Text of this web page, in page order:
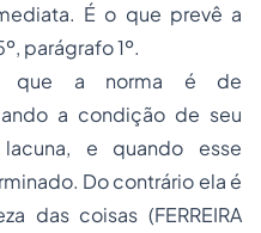
É o que prevê a
parágrafo 1º.
que a norma é de
a condição de seu
e quando esse
Do contrário ela é
das coisas (FERREIRA